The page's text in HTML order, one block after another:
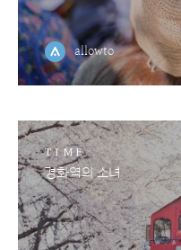
allowto
TIME
경화역의 소녀